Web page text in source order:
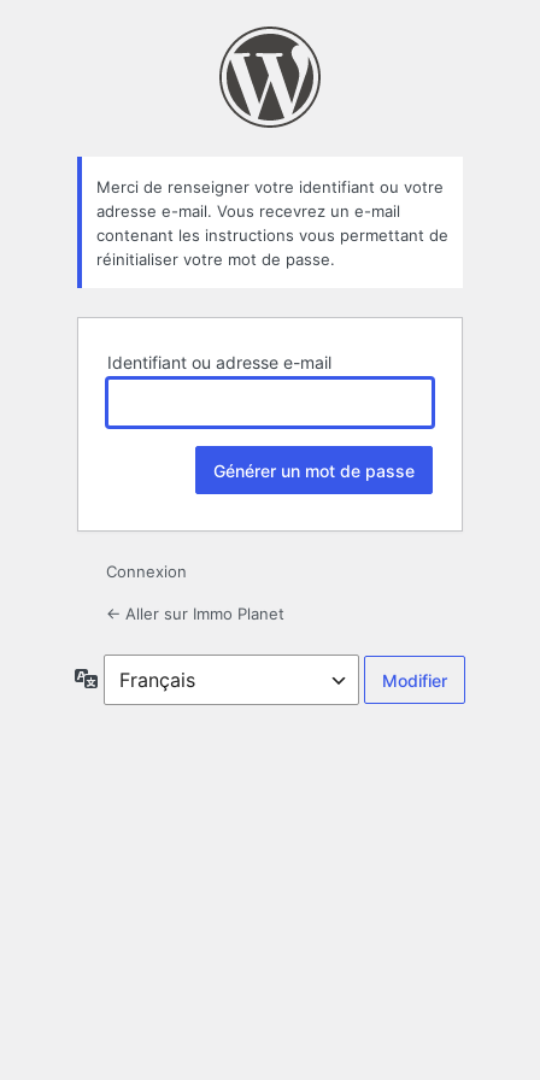
oublié
Merci de renseigner votre identifiant ou votre
adresse e-mail. Vous recevrez un e-mail
contenant les instructions vous permettant de
réinitialiser votre mot de passe.
Identifiant ou adresse e-mail
Connexion
← Aller sur Immo Planet
Langue